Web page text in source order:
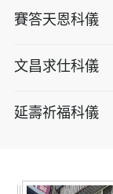
賽答天恩科儀
文昌求仕科儀
延壽祈福科儀